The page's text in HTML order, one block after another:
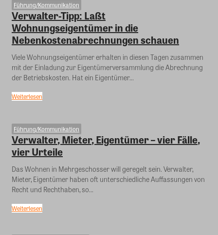
Führung/Kommunikation
Verwalter-Tipp: Laßt
Wohnungseigentümer in die
Nebenkostenabrechnungen schauen
Viele Wohnungseigentümer erhalten in diesen Tagen zusammen
mit der Einladung zur Eigentümerversammlung die Abrechnung
der Betriebskosten. Hat ein Eigentümer...
Weiterlesen
Führung/Kommunikation
Verwalter, Mieter, Eigentümer – vier Fälle,
vier Urteile
Das Wohnen in Mehrgeschosser will geregelt sein. Verwalter,
Mieter, Eigentümer haben oft unterschiedliche Auffassungen von
Recht und Rechthaben, so...
Weiterlesen